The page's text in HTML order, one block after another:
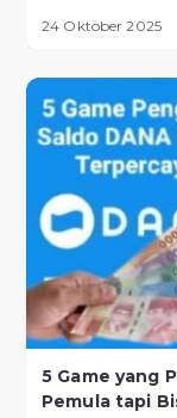
24 Oktober 2025
5 Game yang
Pemula tapi